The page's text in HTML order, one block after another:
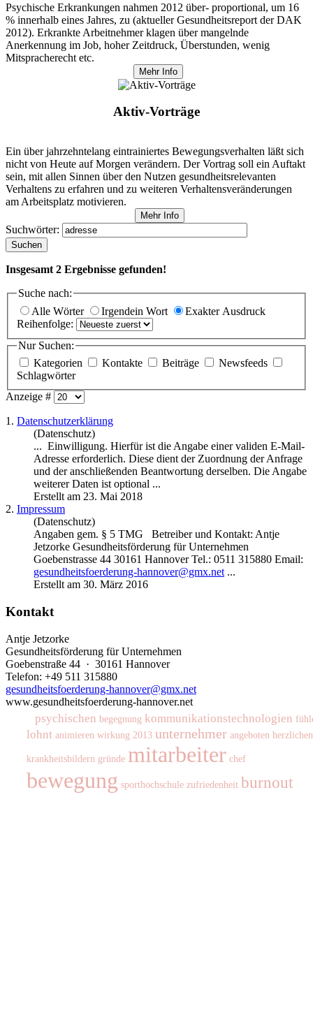
Psychische Erkrankungen nahmen 2012 über- proportional, um 16
% innerhalb eines Jahres, zu (aktueller Gesundheitsreport der DAK
2012). Erkrankte Arbeitnehmer klagen über mangelnde
Anerkennung im Job, hoher Zeitdruck, Überstunden, wenig
Mitspracherecht etc.
Mehr Info
Aktiv-Vorträge
Ein über jahrzehntelang eintrainiertes Bewegungsverhalten läßt sich
nicht von Heute auf Morgen verändern. Der Vortrag soll ein Auftakt
sein, mit allen Sinnen über den Nutzen gesundheitsrelevanten
Verhaltens zu erfahren und zu weiteren Verhaltensveränderungen
am Arbeitsplatz motivieren.
Mehr Info
Suchwörter:
Suchen
Insgesamt 2 Ergebnisse gefunden!
Suche nach:
Alle Wörter
Irgendein Wort
Exakter Ausdruck
Reihenfolge:
Nur Suchen:
Kategorien
Kontakte Beiträge
Newsfeeds
Schlagwörter
Anzeige #
1. Datenschutzerklärung
(Datenschutz)
... Einwilligung. Hierfür ist die Angabe einer validen E-Mail-
Adresse erforderlich. Diese dient der Zuordnung der Anfrage
und der anschließenden Beantwortung derselben. Die Angabe
weiterer Daten ist optional ...
Erstellt am 23. Mai 2018
2. Impressum
(Datenschutz)
Angaben gem. § 5 TMG Betreiber und Kontakt: Antje
Jetzorke Gesundheitsförderung für Unternehmen
Goebenstrasse 44 30161 Hannover Tel.: 0511 315880 Email:
gesundheitsfoerderung-hannover@gmx.net ...
Erstellt am 30. März 2016
Kontakt
Antje Jetzorke
Gesundheitsförderung für Unternehmen
Goebenstraße 44 · 30161 Hannover
Telefon: +49 511 315880
gesundheitsfoerderung-hannover@gmx.net
www.gesundheitsfoerderung-hannover.net
psychischen begegnung kommunikationstechnologien
lohnt animieren wirkung 2013 unternehmer angeboten herzlichen
krankheitsbildern gründe mitarbeiter chef
bewegung sporthochschule zufriedenheit burnout